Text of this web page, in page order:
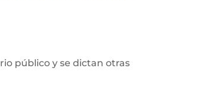
público y se dictan otras